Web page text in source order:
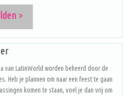
>
van LatinWorld worden beheerd door de
Heb je plannen om naar een feest te gaan
komen te staan, voel je dan vrij om